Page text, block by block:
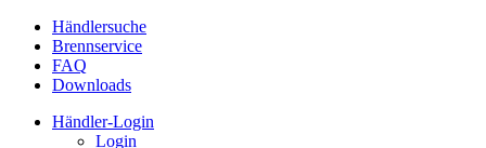
Händlersuche
Brennservice
FAQ
Downloads
Händler-Login
Login